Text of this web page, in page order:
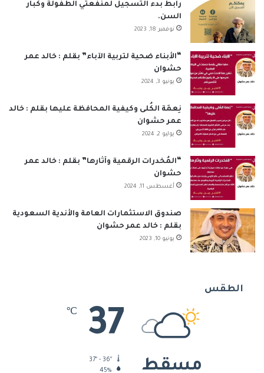
رابط بدء التسجيل لمنفعتي الطفولة وكبار
السن.
نوفمبر 18, 2023
“الأبناء ضحية لتربية الآباء” بقلم : خالد عمر
حشوان
يونيو 3, 2024
نِعمَة الكُلى وكيفية المحافظة عليها بقلم : خالد
عمر حشوان
يوليو 2, 2024
“المُخدرات الرقمية وآثارها” بقلم : خالد عمر
حشوان
أغسطس 11, 2024
صندوق الاستثمارات العامة والأندية السعودية
بقلم : خالد عمر حشوان
يونيو 10, 2023
الطقس
مسقط
37
℃
45%